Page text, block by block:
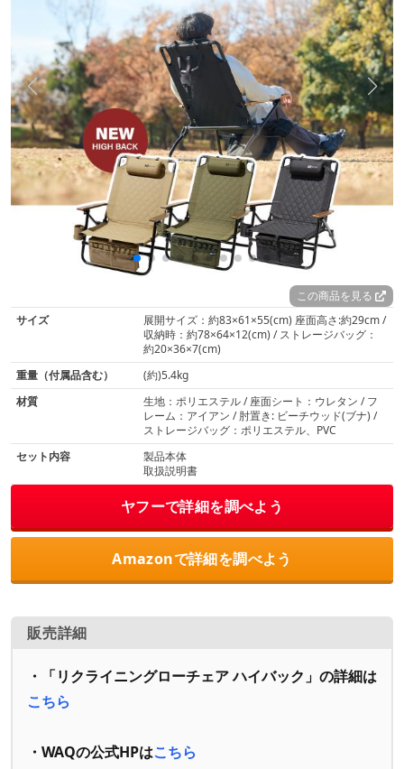
この商品を見る
サイズ
展開サイズ：約83×61×55(cm) 座面高さ:約29cm /
収納時：約78×64×12(cm) / ストレージバッグ：
約20×36×7(cm)
重量（付属品含む）
(約)5.4kg
材質
生地：ポリエステル / 座面シート：ウレタン / フ
レーム：アイアン / 肘置き: ビーチウッド(ブナ) /
ストレージバッグ：ポリエステル、PVC
セット内容
製品本体
取扱説明書
ヤフーで詳細を調べよう
Amazonで詳細を調べよう
販売詳細
・ 「リクライニングローチェア ハイバック」 の詳細は
こちら
・WAQの公式HPはこちら